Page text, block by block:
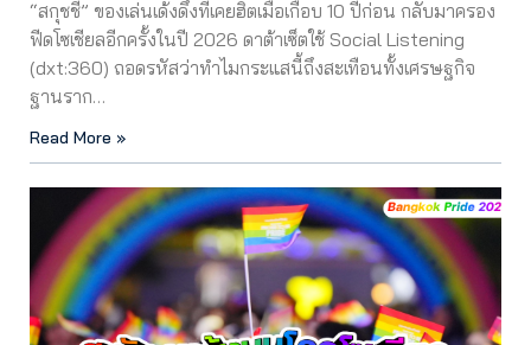
“สกุชชี่” ของเล่นเด้งดึ๋งที่เคยฮิตเมื่อเกือบ 10 ปีก่อน กลับมาครอง
ฟีดโซเชียลอีกครั้งในปี 2026 ดาต้าเซ็ตใช้ Social Listening
(dxt:360) ถอดรหัสว่าทำไมกระแสนี้ถึงสะเทือนทั้งเศรษฐกิจ
ฐานราก…
Read More »